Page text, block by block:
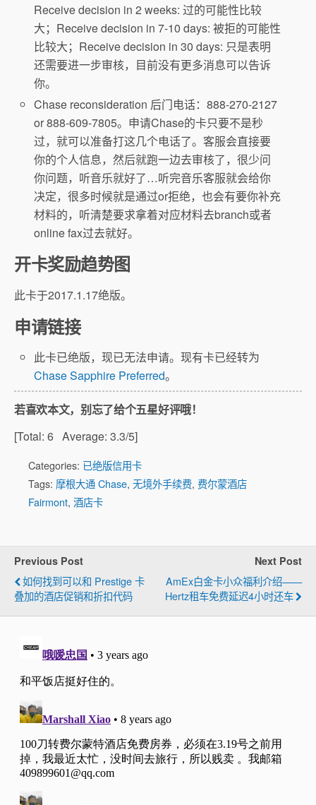
Receive decision in 2 weeks: 过的可能性比较
大；Receive decision in 7-10 days: 被拒的可能性
比较大；Receive decision in 30 days: 只是表明
还需要进一步审核，目前没有更多消息可以告诉
你。
Chase reconsideration 后门电话：888-270-2127
or 888-609-7805。申请Chase的卡只要不是秒
过，就可以准备打这几个电话了。客服会直接要
你的个人信息，然后就跑一边去审核了，很少问
你问题，听音乐就好了…听完音乐客服就会给你
决定，很多时候就是通过or拒绝，也会有要你补充
材料的，听清楚要求拿着对应材料去branch或者
online fax过去就好。
开卡奖励趋势图
此卡于2017.1.17绝版。
申请链接
此卡已绝版，现已无法申请。现有卡已经转为
Chase Sapphire Preferred。
若喜欢本文，别忘了给个五星好评哦！
[Total: 6 Average: 3.3/5]
Categories: 已绝版信用卡
Tags: 摩根大通 Chase, 无境外手续费, 费尔蒙酒店
Fairmont, 酒店卡
Previous Post
如何找到可以和 Prestige 卡
叠加的酒店促销和折扣代码
Next Post
AmEx白金卡小众福利介绍——
Hertz租车免费延迟4小时还车